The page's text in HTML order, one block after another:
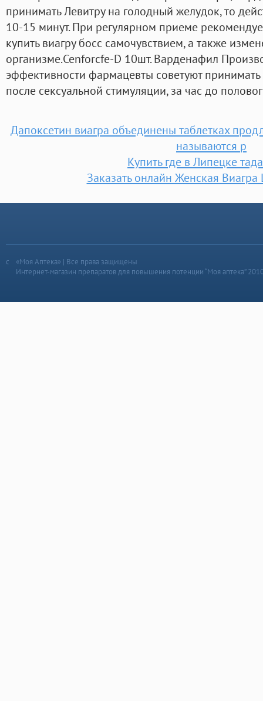
принимать Левитру на голодный желудок, то
10-15 минут. При регулярном приеме
купить виагру босс самочувствием, а также
организме.Cenforcfe-D 10шт. Варденафил
эффективности фармацевты советуют
после сексуальной стимуляции, за час до
Дапоксетин виагра объединены таблетках
называются p
Купить где в Липецке
Заказать онлайн Женская
«Моя Аптека» | Все права защищены
Интернет-магазин препаратов для повышения потенции “Моя аптека”